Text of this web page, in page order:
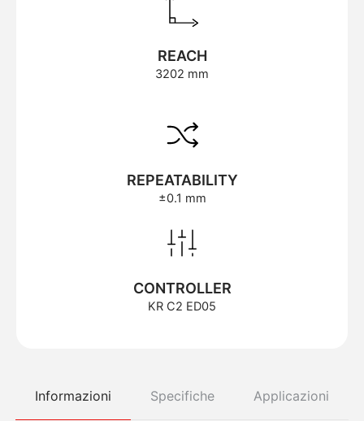
REACH
3202 mm
REPEATABILITY
±0.1 mm
CONTROLLER
KR C2 ED05
Informazioni Specifiche Applicazioni